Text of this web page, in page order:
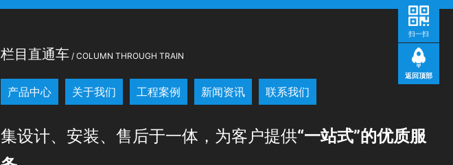
栏目直通车 / COLUMN THROUGH TRAIN
产品中心 关于我们 工程案例 新闻资讯 联系我们
集设计、安装、售后于一体，为客户提供“一站式”的优质服
扫一扫
返回顶部